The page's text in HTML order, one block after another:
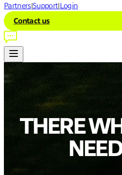
Partners|Support|Login
Contact us
THERE